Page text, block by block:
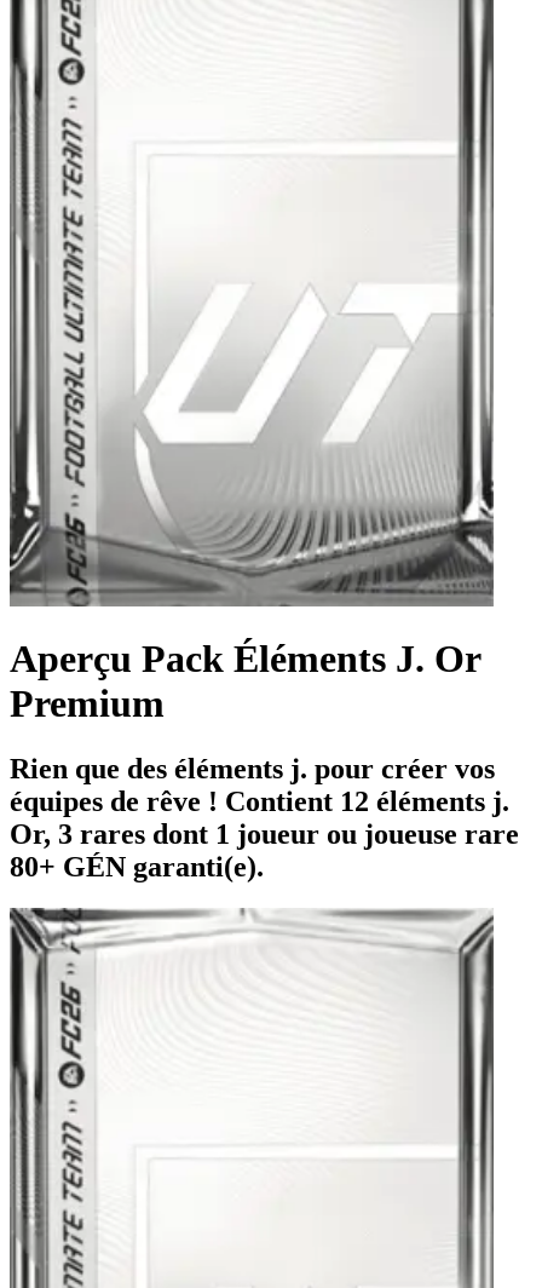
Aperçu Pack Éléments J. Or
Premium
Rien que des éléments j. pour créer vos
équipes de rêve ! Contient 12 éléments j.
Or, 3 rares dont 1 joueur ou joueuse rare
80+ GÉN garanti(e).